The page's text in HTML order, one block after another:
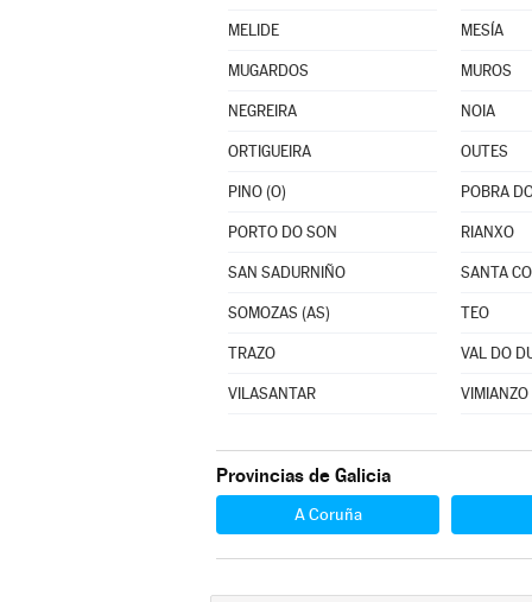
MELIDE MESÍA
MUGARDOS MUROS
NEGREIRA NOIA
ORTIGUEIRA OUTES
PINO (O) POBRA
PORTO DO SON RIANXO
SAN SADURNIÑO SANTA
SOMOZAS (AS) TEO
TRAZO VAL DO
VILASANTAR VIMIANZO
Provincias de Galicia
A Coruña